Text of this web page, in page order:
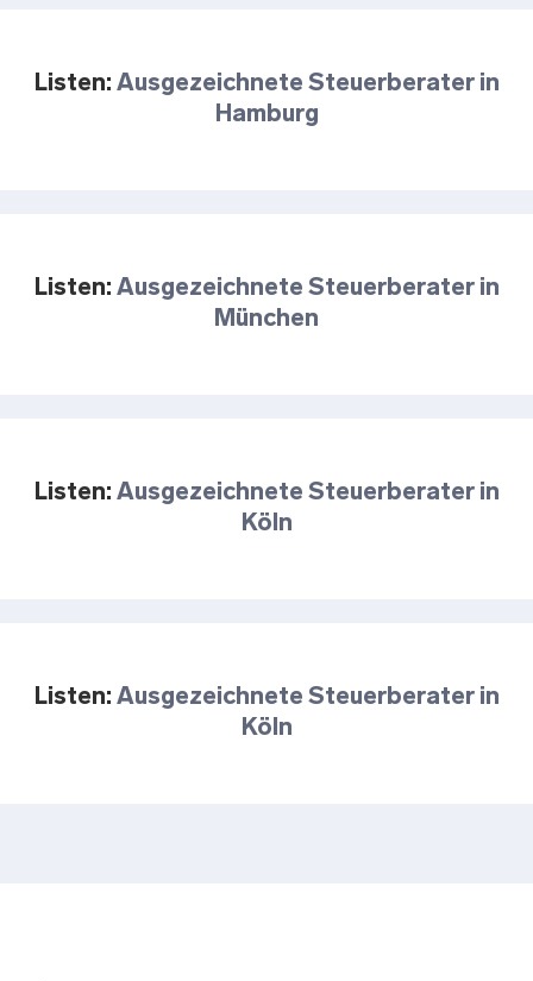
Listen: Ausgezeichnete Steuerberater in
Hamburg
Listen: Ausgezeichnete Steuerberater in
München
Listen: Ausgezeichnete Steuerberater in
Köln
Listen: Ausgezeichnete Steuerberater in
Köln